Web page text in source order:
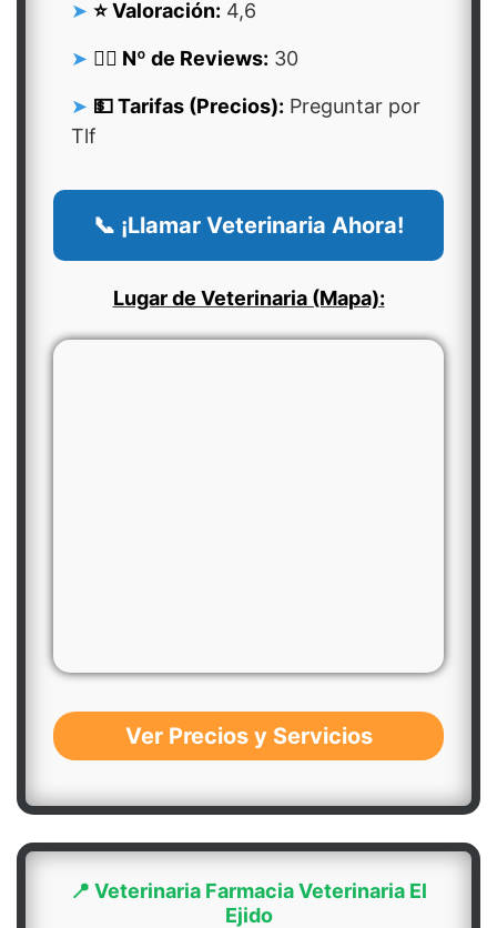
⭐ Valoración: 4,6
👍🏻 Nº de Reviews: 30
💵 Tarifas (Precios): Preguntar por
Tlf
📞 ¡Llamar Veterinaria Ahora!
Lugar de Veterinaria (Mapa):
Ver Precios y Servicios
📍 Veterinaria Farmacia Veterinaria El
Ejido